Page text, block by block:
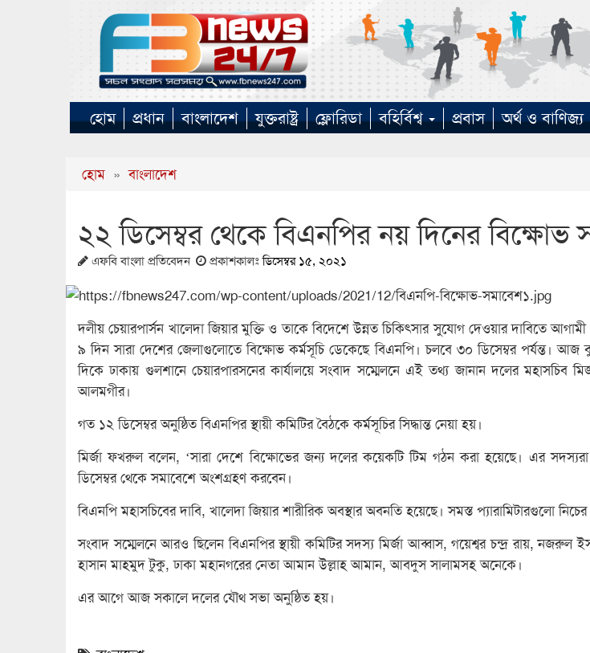
হোম প্রধান বাংলাদেশ যুক্তরাষ্ট্র ফ্লোরিডা বহির্বিশ্ব প্রবাস অর্থ ও বাণিজ্য
হোম » বাংলাদেশ
২২ ডিসেম্বর থেকে বিএনপির নয় দিনের বিক্ষোভ
এফবি বাংলা প্রতিবেদন প্রকাশকালঃডিসেম্বর ১৫, ২০২১
দলীয় চেয়ারপার্সন খালেদা জিয়ার মুক্তি ও তাকে বিদেশে উন্নত চিকিৎসার সুযোগ দেওয়ার দাবিতে
৯ দিন সারা দেশের জেলাগুলোতে বিক্ষোভ কর্মসূচি ডেকেছে বিএনপি। চলবে ৩০ ডিসেম্বর পর্যন্ত। আজ
দিকে ঢাকায় গুলশানে চেয়ারপারসনের কার্যালয়ে সংবাদ সম্মেলনে এই তথ্য জানান দলের মহাসচিব
আলমগীর।
গত ১২ ডিসেম্বর অনুষ্ঠিত বিএনপির স্থায়ী কমিটির বৈঠকে কর্মসূচির সিদ্ধান্ত নেয়া হয়।
মির্জা ফখরুল বলেন, ‘সারা দেশে বিক্ষোভের জন্য দলের কয়েকটি টিম গঠন করা হয়েছে। এর
ডিসেম্বর থেকে সমাবেশে অংশগ্রহণ করবেন।
বিএনপি মহাসচিবের দাবি, খালেদা জিয়ার শারীরিক অবস্থার অবনতি হয়েছে। সমস্ত প্যারামিটারগুলো
সংবাদ সম্মেলনে আরও ছিলেন বিএনপির স্থায়ী কমিটির সদস্য মির্জা আব্বাস, গয়েশ্বর চন্দ্র রায়, নজরুল
হাসান মাহমুদ টুকু, ঢাকা মহানগরের নেতা আমান উল্লাহ আমান, আবদুস সালামসহ অনেকে।
এর আগে আজ সকালে দলের যৌথ সভা অনুষ্ঠিত হয়।